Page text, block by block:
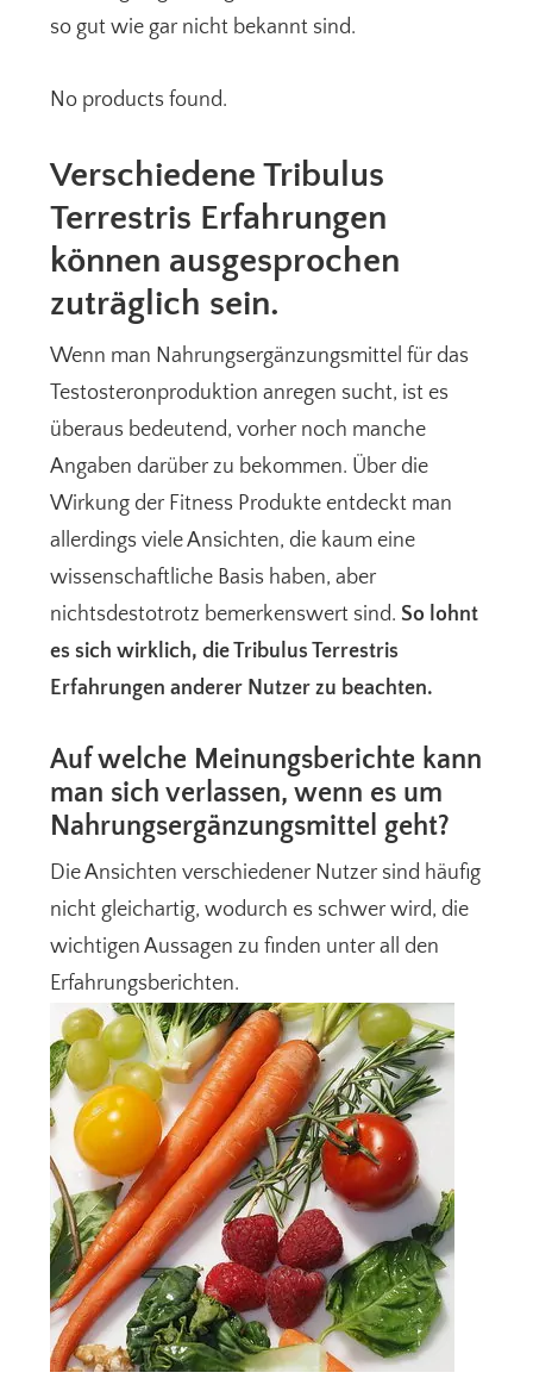
so gut wie gar nicht bekannt sind.
No products found.
Verschiedene Tribulus
Terrestris Erfahrungen
können ausgesprochen
zuträglich sein.
Wenn man Nahrungsergänzungsmittel für das
Testosteronproduktion anregen sucht, ist es
überaus bedeutend, vorher noch manche
Angaben darüber zu bekommen. Über die
Wirkung der Fitness Produkte entdeckt man
allerdings viele Ansichten, die kaum eine
wissenschaftliche Basis haben, aber
nichtsdestotrotz bemerkenswert sind. So lohnt
es sich wirklich, die Tribulus Terrestris
Erfahrungen anderer Nutzer zu beachten.
Auf welche Meinungsberichte kann
man sich verlassen, wenn es um
Nahrungsergänzungsmittel geht?
Die Ansichten verschiedener Nutzer sind häufig
nicht gleichartig, wodurch es schwer wird, die
wichtigen Aussagen zu finden unter all den
Erfahrungsberichten.